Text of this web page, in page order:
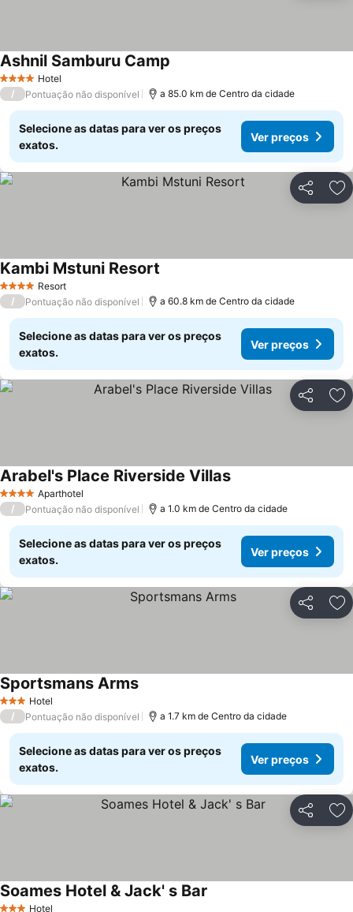
4 EstrelasHotel
Ashnil Samburu Camp
/ Pontuação não disponível a 85.0 km de Centro da cidade
Selecione as datas para ver os preços
exatos.
Ver preços
Partilhar
4 EstrelasResort
Kambi Mstuni Resort
/ Pontuação não disponível a 60.8 km de Centro da cidade
Selecione as datas para ver os preços
exatos.
Ver preços
Partilhar
4 EstrelasAparthotel
Arabel's Place Riverside VillasVer preços
/ Pontuação não disponível a 1.0 km de Centro da cidade
Selecione as datas para ver os preços
exatos.
Ver preços
Partilhar
3 EstrelasHotel
Sportsmans ArmsVer preços
/ Pontuação não disponível a 1.7 km de Centro da cidade
Selecione as datas para ver os preços
exatos.
Ver preços
Partilhar
Hotel
Soames Hotel & Jack' s Bar